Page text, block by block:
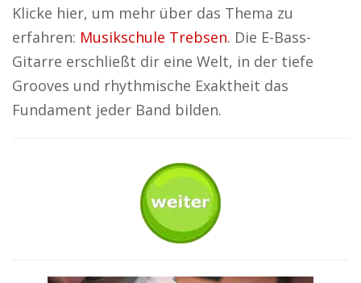
Klicke hier, um mehr über das Thema zu
erfahren: Musikschule Trebsen. Die E-Bass-
Gitarre erschließt dir eine Welt, in der tiefe
Grooves und rhythmische Exaktheit das
Fundament jeder Band bilden.